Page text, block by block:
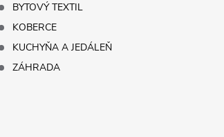
BYTOVÝ TEXTIL
KOBERCE
KUCHYŇA A JEDÁLEŇ
ZÁHRADA